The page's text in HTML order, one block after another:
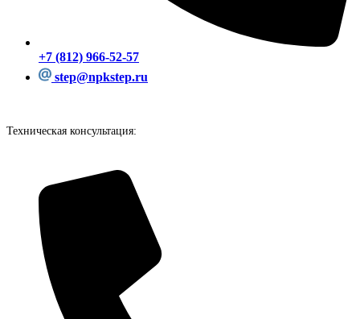
+7 (812) 966-52-57
step@npkstep.ru
Техническая консультация: